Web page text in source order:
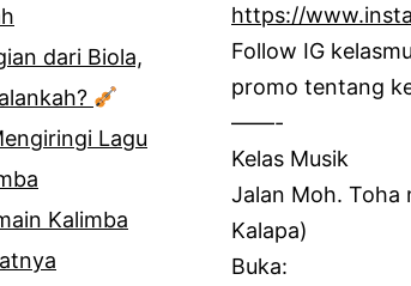
dari Biola,
Lagu
Kalimba
https://
Follow IG
promo tentang
——-
Kelas Musik
Jalan Moh. Toha
Kalapa)
Buka: